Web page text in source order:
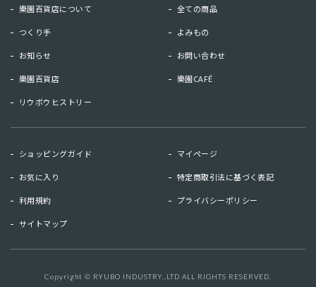
樂園CAFE
樂園百貨店について 全ての商品
つくり手 よみもの
お知らせ お問い合わせ
樂園百貨店 樂園CAFÉ
リウボウヒストリー
ショッピングガイド マイページ
お気に入り 特定商取引法に基づく表記
利用規約 プライバシーポリシー
サイトマップ
Copyright © RYUBO INDUSTRY.,LTD ALL RIGHTS RESERVED.